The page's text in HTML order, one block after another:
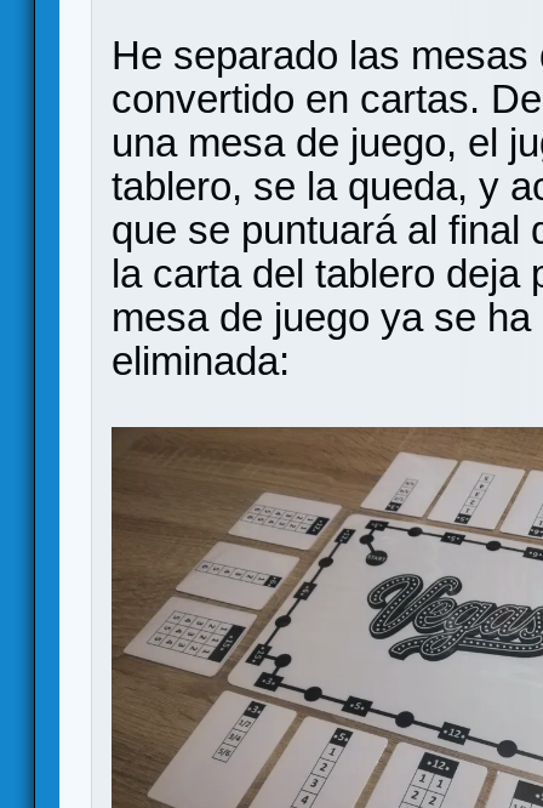
He separado las
convertido en cartas.
una mesa de juego, el
tablero, se la queda, y
que se puntuará al final
la carta del tablero deja
mesa de juego ya se
eliminada: